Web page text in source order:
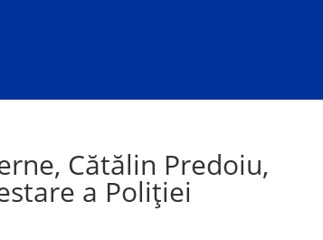
Cătălin Predoiu,
a Poliției